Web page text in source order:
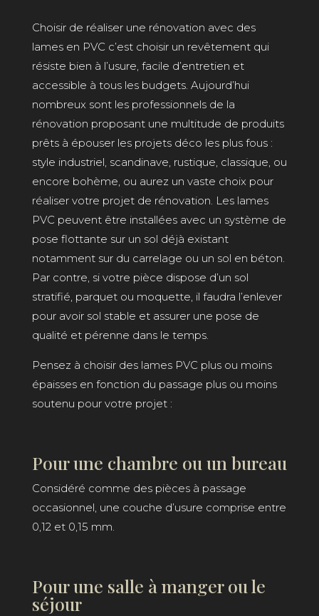
Choisir de réaliser une rénovation avec des
lames en PVC c’est choisir un revêtement qui
résiste bien à l’usure, facile d’entretien et
accessible à tous les budgets. Aujourd’hui
nombreux sont les professionnels de la
rénovation proposant une multitude de produits
prêts à épouser les projets déco les plus fous :
style industriel, scandinave, rustique, classique, ou
encore bohème, ou aurez un vaste choix pour
réaliser votre projet de rénovation. Les lames
PVC peuvent être installées avec un système de
pose flottante sur un sol déjà existant
notamment sur du carrelage ou un sol en béton.
Par contre, si votre pièce dispose d’un sol
stratifié, parquet ou moquette, il faudra l’enlever
pour avoir sol stable et assurer une pose de
qualité et pérenne dans le temps.
Pensez à choisir des lames PVC plus ou moins
épaisses en fonction du passage plus ou moins
soutenu pour votre projet :
Pour une chambre ou un bureau
Considéré comme des pièces à passage
occasionnel, une couche d’usure comprise entre
0,12 et 0,15 mm.
Pour une salle à manger ou le
séjour